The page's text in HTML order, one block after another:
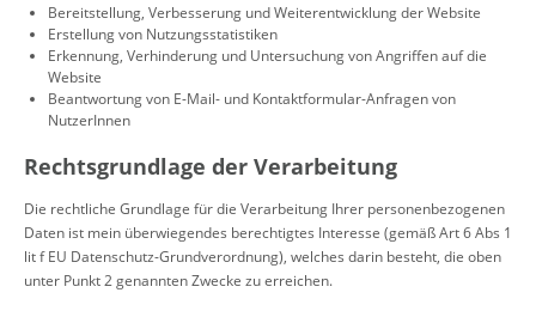
Bereitstellung, Verbesserung und Weiterentwicklung der Website
Erstellung von Nutzungsstatistiken
Erkennung, Verhinderung und Untersuchung von Angriffen auf die
Website
Beantwortung von E-Mail- und Kontaktformular-Anfragen von
NutzerInnen
Rechtsgrundlage der Verarbeitung
Die rechtliche Grundlage für die Verarbeitung Ihrer personenbezogenen
Daten ist mein überwiegendes berechtigtes Interesse (gemäß Art 6 Abs 1
lit f EU Datenschutz-Grundverordnung), welches darin besteht, die oben
unter Punkt 2 genannten Zwecke zu erreichen.